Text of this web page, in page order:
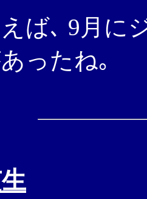
ば､ 9月に
ったね｡